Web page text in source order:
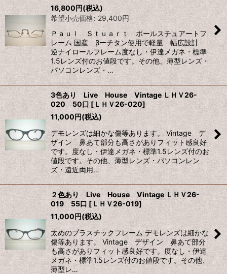
16,800円(税込)
希望小売価格: 29,400円
Ｐａｕｌ Ｓｔｕａｒｔ ポールスチュアートフ
レーム 国産 βーチタン使用で軽量 幅広設計
逆ナイロールフレーム度なし・伊達メガネ・標準
1.5レンズ付のお値段です。その他、薄型レンズ・
パソコンレンズ・…
3色あり Live House Vintage ＬＨＶ26-
020 50口 [ ＬＨＶ26-020]
11,000円(税込)
デモレンズは細かな傷等あります。 Vintage デ
ザイン 鼻あて部分も高さがありフィット感良好
です。度なし・伊達メガネ・標準1.5レンズ付のお
値段です。その他、薄型レンズ・パソコンレン
ズ・遠近両用…
２色あり Live House Vintage ＬＨＶ26-
019 55口 [ ＬＨＶ26-019]
11,000円(税込)
太めのプラスチックフレーム デモレンズは細かな
傷等あります。 Vintage デザイン 鼻あて部分
も高さがありフィット感良好です。度なし・伊達
メガネ・標準1.5レンズ付のお値段です。その他、
薄型レ…